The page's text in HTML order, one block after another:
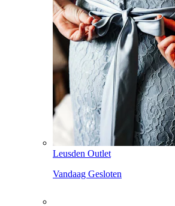
Leusden Outlet
Vandaag Gesloten